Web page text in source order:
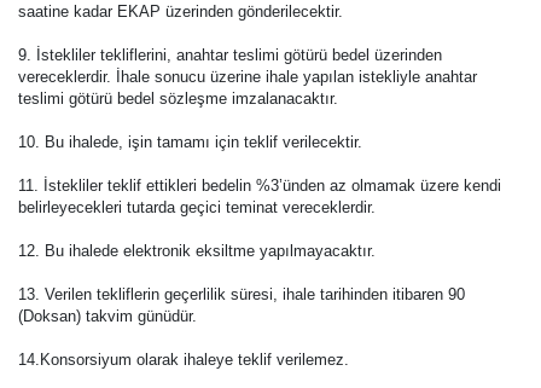
saatine kadar EKAP üzerinden gönderilecektir.
9. İstekliler tekliflerini, anahtar teslimi götürü bedel üzerinden
vereceklerdir. İhale sonucu üzerine ihale yapılan istekliyle anahtar
teslimi götürü bedel sözleşme imzalanacaktır.
10. Bu ihalede, işin tamamı için teklif verilecektir.
11. İstekliler teklif ettikleri bedelin %3’ünden az olmamak üzere kendi
belirleyecekleri tutarda geçici teminat vereceklerdir.
12. Bu ihalede elektronik eksiltme yapılmayacaktır.
13. Verilen tekliflerin geçerlilik süresi, ihale tarihinden itibaren 90
(Doksan) takvim günüdür.
14.Konsorsiyum olarak ihaleye teklif verilemez.